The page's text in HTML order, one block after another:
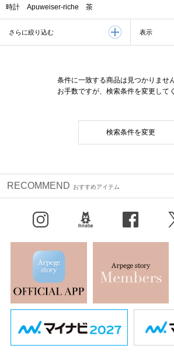
時計 Apuweiser-riche 茶
さらに絞り込む 表示
条件に一致する商品は見つかりませ
お手数ですが、検索条件を変更して
検索条件を変更
RECOMMEND おすすめアイテム